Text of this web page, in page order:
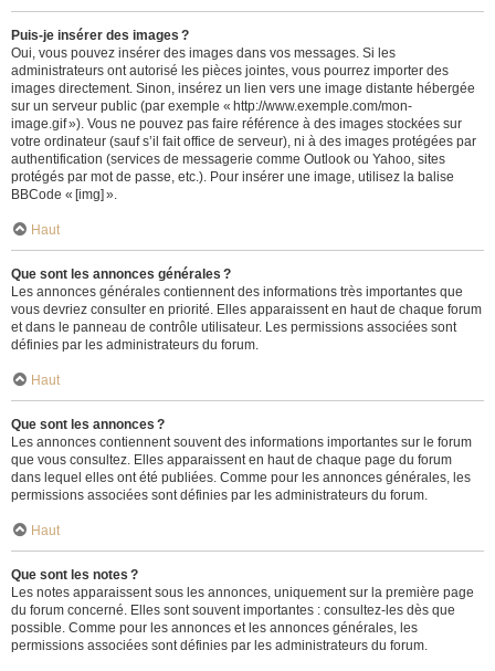
Puis-je insérer des images ?
Oui, vous pouvez insérer des images dans vos messages. Si les
administrateurs ont autorisé les pièces jointes, vous pourrez importer des
images directement. Sinon, insérez un lien vers une image distante hébergée
sur un serveur public (par exemple « http://www.exemple.com/mon-
image.gif »). Vous ne pouvez pas faire référence à des images stockées sur
votre ordinateur (sauf s’il fait office de serveur), ni à des images protégées par
authentification (services de messagerie comme Outlook ou Yahoo, sites
protégés par mot de passe, etc.). Pour insérer une image, utilisez la balise
BBCode « [img] ».
Haut
Que sont les annonces générales ?
Les annonces générales contiennent des informations très importantes que
vous devriez consulter en priorité. Elles apparaissent en haut de chaque forum
et dans le panneau de contrôle utilisateur. Les permissions associées sont
définies par les administrateurs du forum.
Haut
Que sont les annonces ?
Les annonces contiennent souvent des informations importantes sur le forum
que vous consultez. Elles apparaissent en haut de chaque page du forum
dans lequel elles ont été publiées. Comme pour les annonces générales, les
permissions associées sont définies par les administrateurs du forum.
Haut
Que sont les notes ?
Les notes apparaissent sous les annonces, uniquement sur la première page
du forum concerné. Elles sont souvent importantes : consultez-les dès que
possible. Comme pour les annonces et les annonces générales, les
permissions associées sont définies par les administrateurs du forum.